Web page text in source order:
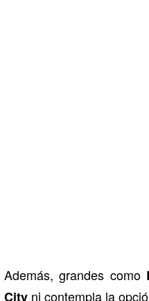
Además, grandes como
City ni contempla la